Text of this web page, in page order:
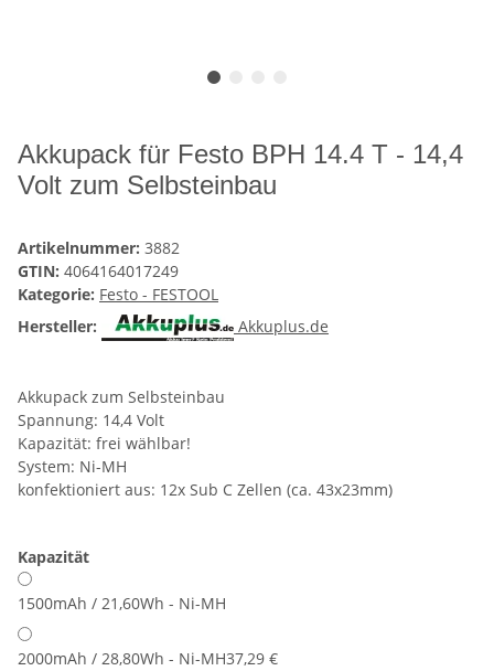
Akkupack für Festo BPH 14.4 T - 14,4
Volt zum Selbsteinbau
Artikelnummer: 3882
GTIN: 4064164017249
Kategorie: Festo - FESTOOL
Hersteller:
Akkuplus.de
Akkupack zum Selbsteinbau
Spannung: 14,4 Volt
Kapazität: frei wählbar!
System: Ni-MH
konfektioniert aus: 12x Sub C Zellen (ca. 43x23mm)
Kapazität
1500mAh / 21,60Wh - Ni-MH
2000mAh / 28,80Wh - Ni-MH37,29 €